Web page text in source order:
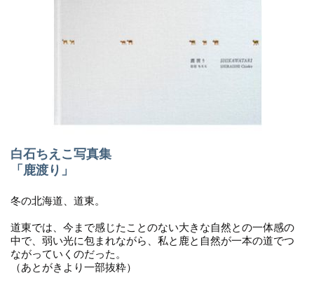
白石ちえこ写真集
「鹿渡り」
冬の北海道、道東。
道東では、今まで感じたことのない大きな自然との一体感の
中で、弱い光に包まれながら、私と鹿と自然が一本の道でつ
ながっていくのだった。
（あとがきより一部抜粋）